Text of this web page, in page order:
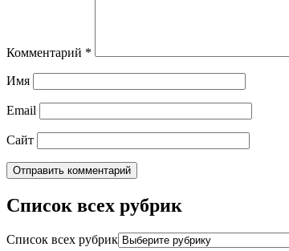
Комментарий *
Имя
Email
Сайт
Список всех рубрик
Список всех рубрик